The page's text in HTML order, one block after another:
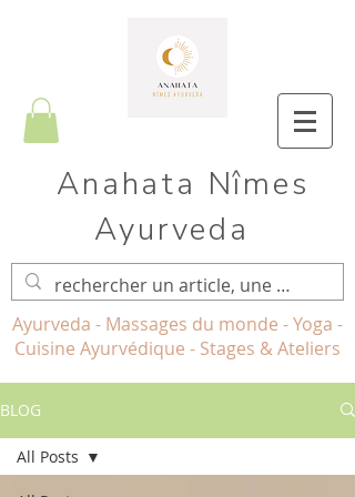
Anahata Nîmes
Ayurveda
Ayurveda - Massages du monde - Yoga -
Cuisine Ayurvédique - Stages & Ateliers
BLOG
All Posts